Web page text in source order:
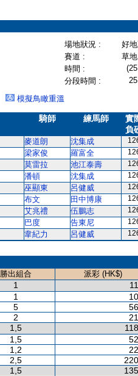
場地狀況 :
好
賽道 :
草
時間 :
分段時間 :
模擬鳥瞰重溫
騎師 練馬師
實
負
麥道朗 沈集成
梁家俊 羅富全
莫雷拉 池江泰壽
潘頓 沈集成
巫顯東 呂健威
布文 田中博康
艾兆禮 伍鵬志
巴度 告東尼
韋紀力 呂健威
勝出組合
派彩 (HK$)
1
1
5
2
1,5
1,5
1,2
2,5
1,5